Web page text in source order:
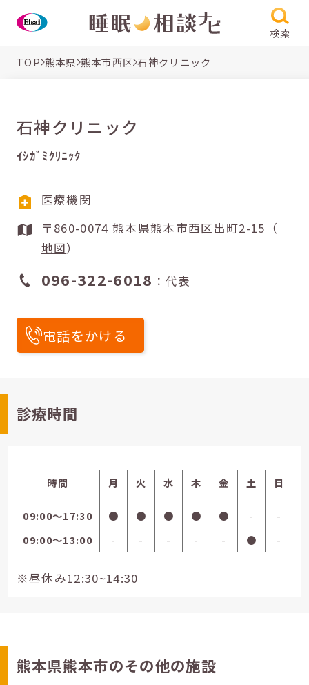
検索
TOP 熊本県 熊本市西区 石神クリニック
石神クリニック
ｲｼｶﾞﾐｸﾘﾆｯｸ
医療機関
〒860-0074 熊本県熊本市西区出町2-15（
地図）
096-322-6018 ：代表
電話をかける
診療時間
時間 月 火 水 木 金 土 日
09:00〜17:30 ● ● ● ● ● -
-
09:00〜13:00
- - - - - ● -
※昼休み12:30~14:30
熊本県熊本市のその他の施設